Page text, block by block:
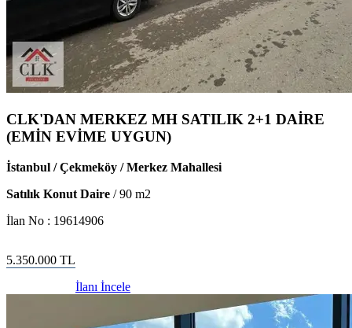
CLK'DAN MERKEZ MH SATILIK 2+1 DAİRE
(EMİN EVİME UYGUN)
İstanbul / Çekmeköy / Merkez Mahallesi
Satılık Konut Daire /90 m2
İlan No : 19614906
5.350.000 TL
İlanı İncele